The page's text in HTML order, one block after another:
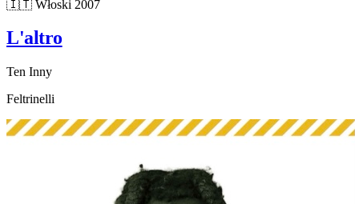
🇮🇹 Włoski 2007
L'altro
Ten Inny
Feltrinelli